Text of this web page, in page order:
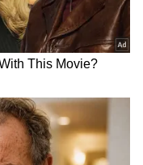
ಆ ಉತ್ತರ
ಬಿಗ್ ಬಾಸ್ ಮನೆ